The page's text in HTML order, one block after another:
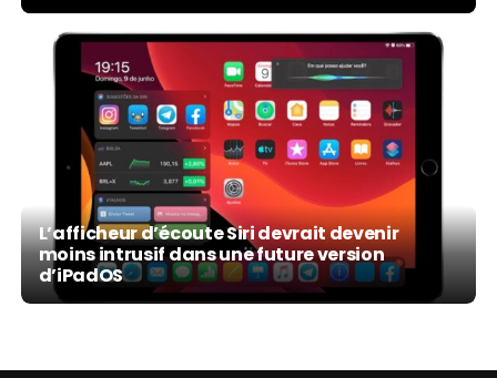
L’afficheur d’écoute Siri devrait devenir
moins intrusif dans une future version
d’iPadOS